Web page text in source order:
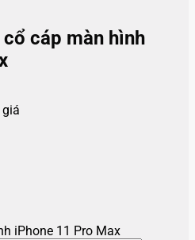
cổ cáp màn hình
iPhone 11 Pro Max